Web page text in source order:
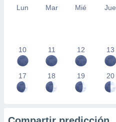
Lun Mar Mié Jue
10 11 12 13
17 18 19 20